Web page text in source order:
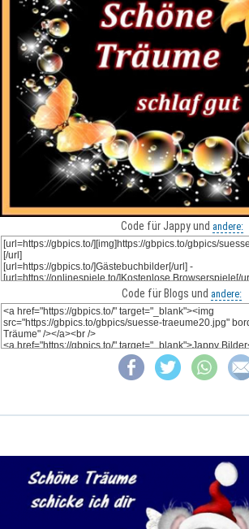
Code für Jappy und andere:
Code für Blogs und andere: